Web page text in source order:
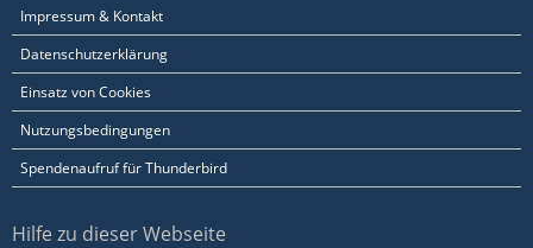
Impressum & Kontakt
Datenschutzerklärung
Einsatz von Cookies
Nutzungsbedingungen
Spendenaufruf für Thunderbird
Hilfe zu dieser Webseite